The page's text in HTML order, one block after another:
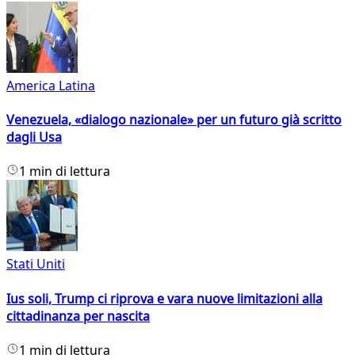
America Latina
Venezuela, «dialogo nazionale» per un futuro già scritto
dagli Usa
1 min di lettura
Stati Uniti
Ius soli, Trump ci riprova e vara nuove limitazioni alla
cittadinanza per nascita
1 min di lettura